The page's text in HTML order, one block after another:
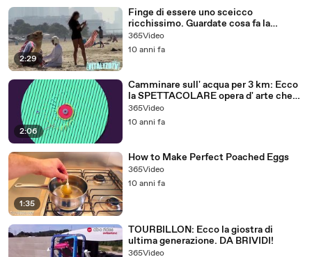
2:29
Finge di essere uno sceicco
ricchissimo. Guardate cosa fa la
ragazza...
365Video
10 anni fa
2:06
Camminare sull' acqua per 3 km: Ecco
la SPETTACOLARE opera d' arte che
sta incantando il mondo!
365Video
10 anni fa
1:35
How to Make Perfect Poached Eggs
365Video
10 anni fa
TOURBILLON: Ecco la giostra di
ultima generazione. DA BRIVIDI!
365Video